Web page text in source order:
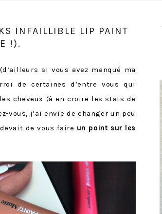
INFAILLIBLE LIP PAINT
!).
(d’ailleurs si vous avez manqué ma
de certaines d’entre vous qui
cheveux (à en croire les stats de
vous, j’ai envie de changer un peu
de vous faire un point sur les